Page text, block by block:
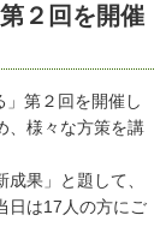
２回を開催
第２回を開催し
、様々な方策を講
果」と題して、
日は17人の方にご